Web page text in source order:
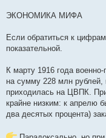
ЭКОНОМИКА МИФА
Если обратиться к
показательной.
К марту 1916 года
на сумму 228 млн рублей,
приходилась на ЦВПК.
крайне низким: к апрелю
два десятых процента)